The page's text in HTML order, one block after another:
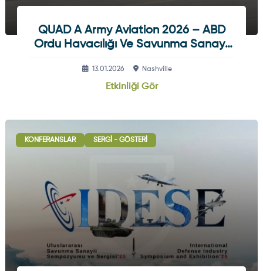
QUAD A Army Aviation 2026 – ABD
Ordu Havacılığı Ve Savunma Sanayii
13.01.2026 Nashville
Etkinliği Gör
KONFERANSLAR SERGI - GÖSTERI